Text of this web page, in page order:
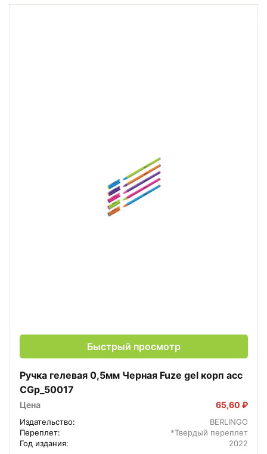
Быстрый просмотр
Ручка гелевая 0,5мм Черная Fuze gel корп асс
CGp_50017
Цена 65,60 ₽
Издательство:
BERLINGO
Переплет:
*Твердый переплет
Год издания:
2022